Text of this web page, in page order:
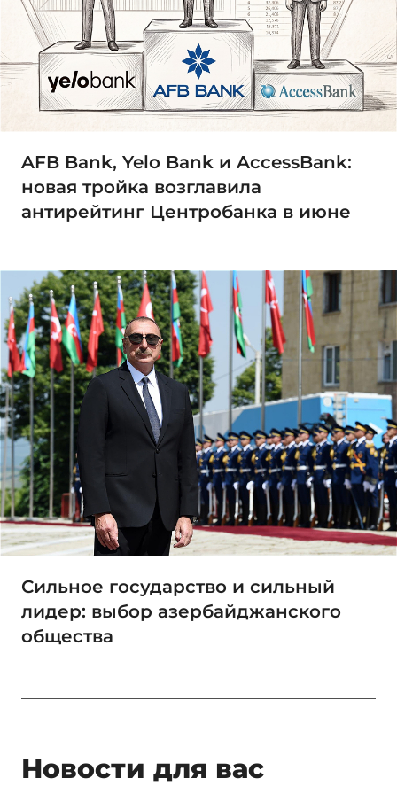
AFB Bank, Yelo Bank и AccessBank:
новая тройка возглавила
антирейтинг Центробанка в июне
Сильное государство и сильный
лидер: выбор азербайджанского
общества
Новости для вас